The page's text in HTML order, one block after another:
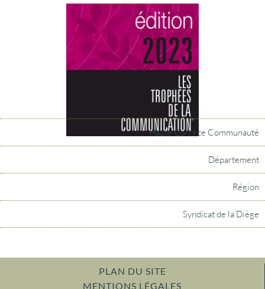
Haute Corrèze Communauté
Département
Région
Syndicat de la Diège
PLAN DU SITE
MENTIONS LÉGALES